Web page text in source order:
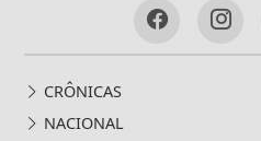
CRÔNICAS
NACIONAL